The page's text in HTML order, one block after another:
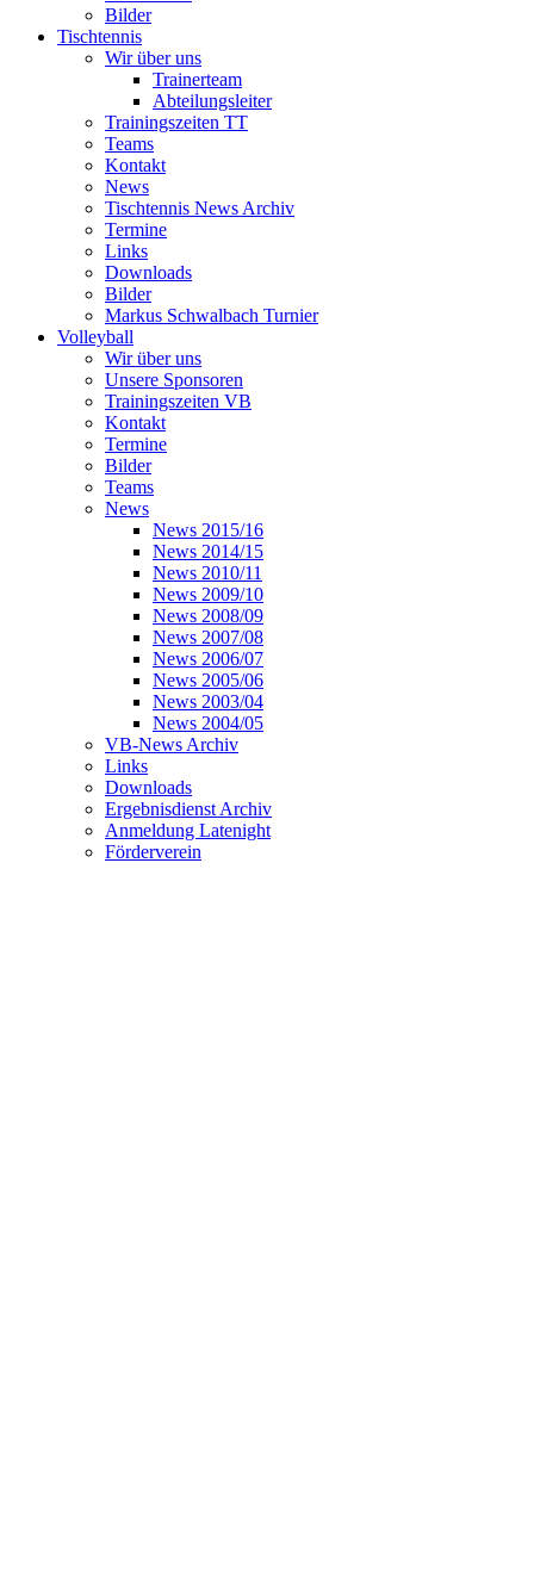
Bilder
Tischtennis
Wir über uns
Trainerteam
Abteilungsleiter
Trainingszeiten TT
Teams
Kontakt
News
Tischtennis News Archiv
Termine
Links
Downloads
Bilder
Markus Schwalbach Turnier
Volleyball
Wir über uns
Unsere Sponsoren
Trainingszeiten VB
Kontakt
Termine
Bilder
Teams
News
News 2015/16
News 2014/15
News 2010/11
News 2009/10
News 2008/09
News 2007/08
News 2006/07
News 2005/06
News 2003/04
News 2004/05
VB-News Archiv
Links
Downloads
Ergebnisdienst Archiv
Anmeldung Latenight
Förderverein